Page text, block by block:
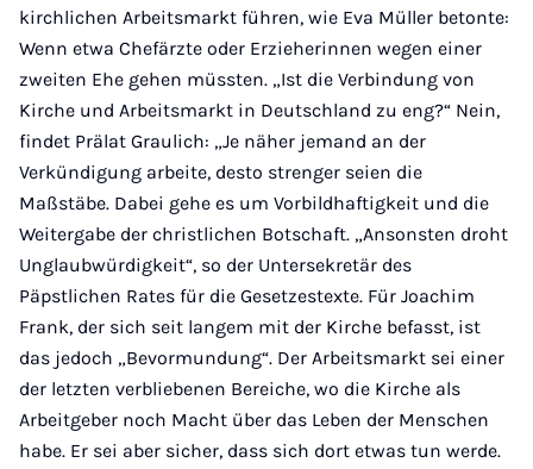
kirchlichen Arbeitsmarkt führen, wie Eva Müller betonte:
Wenn etwa Chefärzte oder Erzieherinnen wegen einer
zweiten Ehe gehen müssten. „Ist die Verbindung von
Kirche und Arbeitsmarkt in Deutschland zu eng?“ Nein,
findet Prälat Graulich: „Je näher jemand an der
Verkündigung arbeite, desto strenger seien die
Maßstäbe. Dabei gehe es um Vorbildhaftigkeit und die
Weitergabe der christlichen Botschaft. „Ansonsten droht
Unglaubwürdigkeit“, so der Untersekretär des
Päpstlichen Rates für die Gesetzestexte. Für Joachim
Frank, der sich seit langem mit der Kirche befasst, ist
das jedoch „Bevormundung“. Der Arbeitsmarkt sei einer
der letzten verbliebenen Bereiche, wo die Kirche als
Arbeitgeber noch Macht über das Leben der Menschen
habe. Er sei aber sicher, dass sich dort etwas tun werde.